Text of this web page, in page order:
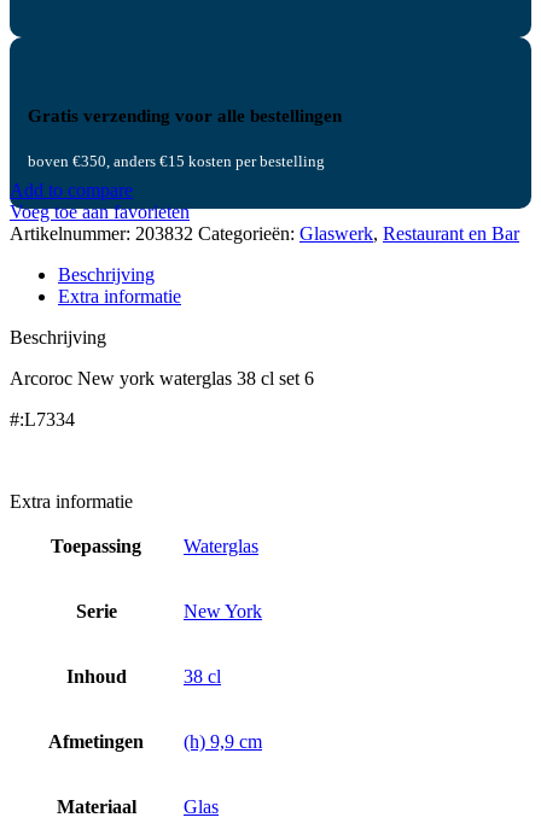
Gratis verzending voor alle bestellingen
boven €350, anders €15 kosten per bestelling
Add to compare
Voeg toe aan favorieten
Artikelnummer: 203832 Categorieën: Glaswerk, Restaurant en Bar
Beschrijving
Extra informatie
Beschrijving
Arcoroc New york waterglas 38 cl set 6
#:L7334
Extra informatie
Toepassing Waterglas
Serie New York
Inhoud 38 cl
Afmetingen (h) 9,9 cm
Materiaal Glas